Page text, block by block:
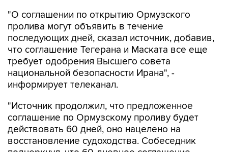
"О соглашении по открытию Ормузского
пролива могут объявить в течение
последующих дней, сказал источник, добавив,
что соглашение Тегерана и Маската все еще
требует одобрения Высшего совета
национальной безопасности Ирана", -
информирует телеканал.
"Источник продолжил, что предложенное
соглашение по Ормузскому проливу будет
действовать 60 дней, оно нацелено на
восстановление судоходства. Собеседник